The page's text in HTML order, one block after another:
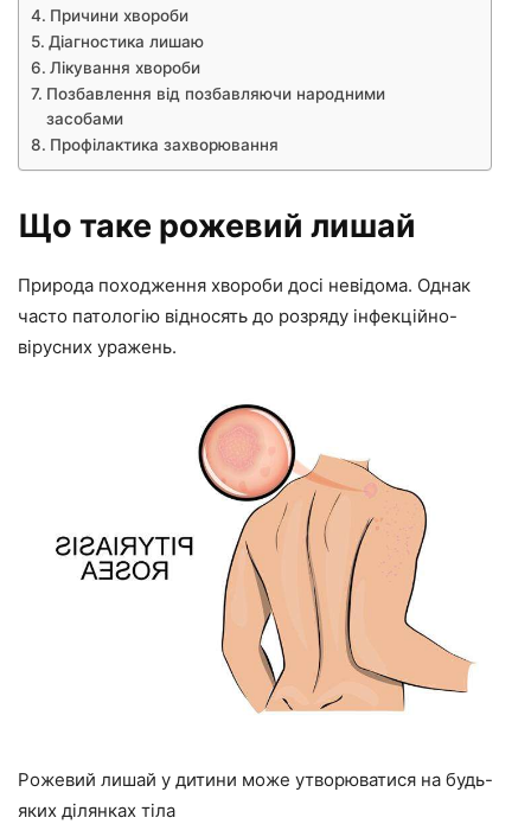
Причини хвороби
Діагностика лишаю
Лікування хвороби
Позбавлення від позбавляючи народними
засобами
Профілактика захворювання
Що таке рожевий лишай
Природа походження хвороби досі невідома. Однак
часто патологію відносять до розряду інфекційно-
вірусних уражень.
Рожевий лишай у дитини може утворюватися на будь-
яких ділянках тіла